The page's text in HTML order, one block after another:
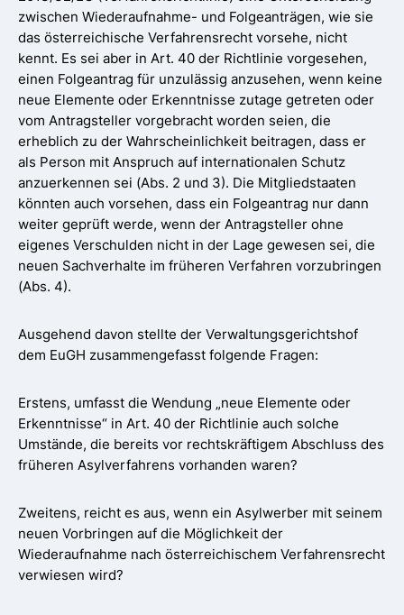
zwischen Wiederaufnahme- und Folgeanträgen, wie sie
das österreichische Verfahrensrecht vorsehe, nicht
kennt. Es sei aber in Art. 40 der Richtlinie vorgesehen,
einen Folgeantrag für unzulässig anzusehen, wenn keine
neue Elemente oder Erkenntnisse zutage getreten oder
vom Antragsteller vorgebracht worden seien, die
erheblich zu der Wahrscheinlichkeit beitragen, dass er
als Person mit Anspruch auf internationalen Schutz
anzuerkennen sei (Abs. 2 und 3). Die Mitgliedstaaten
könnten auch vorsehen, dass ein Folgeantrag nur dann
weiter geprüft werde, wenn der Antragsteller ohne
eigenes Verschulden nicht in der Lage gewesen sei, die
neuen Sachverhalte im früheren Verfahren vorzubringen
(Abs. 4).
Ausgehend davon stellte der Verwaltungsgerichtshof
dem EuGH zusammengefasst folgende Fragen:
Erstens, umfasst die Wendung „neue Elemente oder
Erkenntnisse“ in Art. 40 der Richtlinie auch solche
Umstände, die bereits vor rechtskräftigem Abschluss des
früheren Asylverfahrens vorhanden waren?
Zweitens, reicht es aus, wenn ein Asylwerber mit seinem
neuen Vorbringen auf die Möglichkeit der
Wiederaufnahme nach österreichischem Verfahrensrecht
verwiesen wird?